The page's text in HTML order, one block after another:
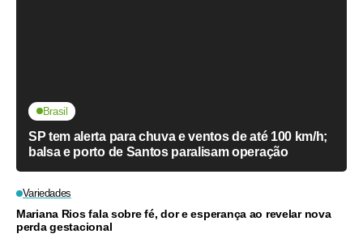
Brasil
SP tem alerta para chuva e ventos de até 100 km/h;
balsa e porto de Santos paralisam operação
Variedades
Mariana Rios fala sobre fé, dor e esperança ao revelar nova
perda gestacional